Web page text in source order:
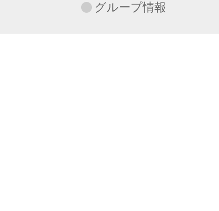
グループ情報